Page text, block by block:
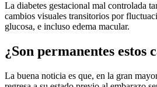
La diabetes gestacional mal controlada
cambios visuales transitorios por
glucosa, e incluso edema macular.
¿Son permanentes estos
La buena noticia es que, en la gran